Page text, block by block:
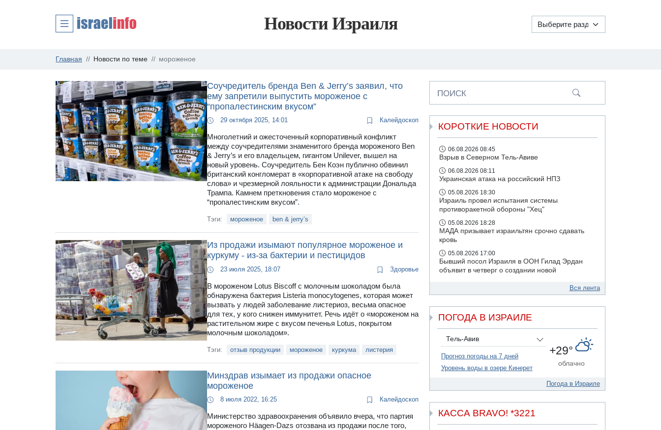
Новости Израиля
Главная Новости по теме мороженое
Соучредитель бренда Ben & Jerry’s заявил, что
ему запретили выпустить мороженое с
“пропалестинским вкусом”
29 октября 2025, 14:01 Калейдоскоп
Многолетний и ожесточенный корпоративный конфликт
между соучредителями знаменитого бренда мороженого Ben
& Jerry’s и его владельцем, гигантом Unilever, вышел на
новый уровень. Соучредитель Бен Коэн публично обвинил
британский конгломерат в «корпоративной атаке на свободу
слова» и чрезмерной лояльности к администрации Дональда
Трампа. Камнем преткновения стало мороженое с
“пропалестинским вкусом”.
Тэги: мороженое ben & jerry’s
Из продажи изымают популярное мороженое и
куркуму - из-за бактерии и пестицидов
23 июля 2025, 18:07 Здоровье
В мороженом Lotus Biscoff с молочным шоколадом была
обнаружена бактерия Listeria monocytogenes, которая может
вызвать у людей заболевание листериоз, весьма опасное
для тех, у кого снижен иммунитет. Речь идёт о «мороженом на
растительном жире с вкусом печенья Lotus, покрытом
молочным шоколадом».
Тэги: отзыв продукции мороженое куркума листерия
Минздрав изымает из продажи опасное
мороженое
8 июля 2022, 16:25 Калейдоскоп
Министерство здравоохранения объявило вчера, что партия
мороженого Häagen-Dazs отозвана из продажи после того,
ПОИСК
КОРОТКИЕ НОВОСТИ
06.08.2026 08:45
Взрыв в Северном Тель-Авиве
06.08.2026 08:11
Украинская атака на российский НПЗ
05.08.2026 18:30
Израиль провел испытания системы
противоракетной обороны "Хец"
05.08.2026 18:28
МАДА призывает израильтян срочно сдавать
кровь
05.08.2026 17:00
Бывший посол Израиля в ООН Гилад Эрдан
объявит в четверг о создании новой
Вся лента
ПОГОДА В ИЗРАИЛЕ
Тель-Авив
Прогноз погоды на 7 дней
Уровень воды в озере Кинерет
+29°
облачно
Погода в Израиле
КАССА BRAVO! *3221